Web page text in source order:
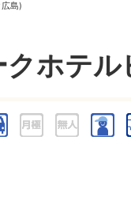
島)
クホテ